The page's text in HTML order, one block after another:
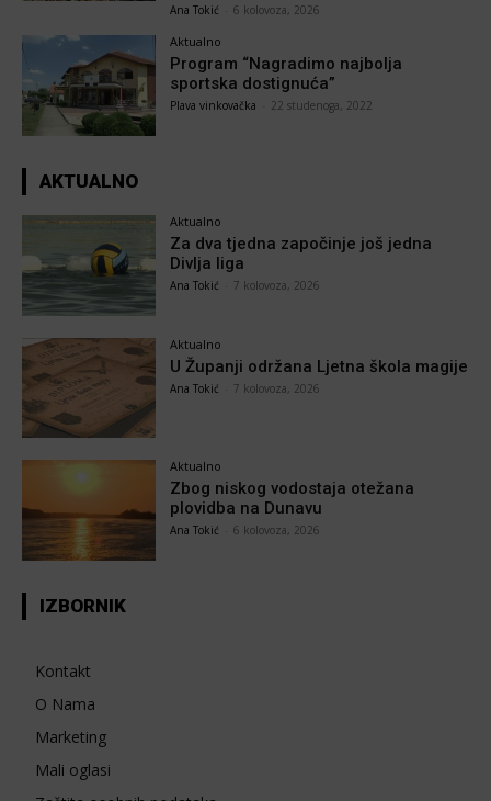
Ana Tokić 6 kolovoza, 2026
Aktualno
Program “Nagradimo najbolja
sportska dostignuća”
Plava vinkovačka 22 studenoga, 2022
AKTUALNO
Aktualno
Za dva tjedna započinje još jedna
Divlja liga
Ana Tokić 7 kolovoza, 2026
Aktualno
U Županji održana Ljetna škola magije
Ana Tokić 7 kolovoza, 2026
Aktualno
Zbog niskog vodostaja otežana
plovidba na Dunavu
Ana Tokić 6 kolovoza, 2026
IZBORNIK
Kontakt
O Nama
Marketing
Mali oglasi